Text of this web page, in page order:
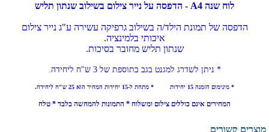
לוח שנה A4 - הדפסה על נייר צילום בשילוב שנתון תליש
הדפסה של תמונת הילד/ה בשילוב גרפיקה עשירה ע"ג נייר צילום
איכותי בלמינציה.
שנתון תליש מחובר בסיכות.
* ניתן לשדרג למגנט בגב בתוספת של 3 ש"ח ליחידה.
* מינימום הזמנה 15 יחידות * מתחת ל-15 יחידות המחיר הוא 25 ש"ח ליחידה.
המחירים אינם כוללים צילום ומשלוח * התמונות להמחשה בלבד * טלח
מוצרים קשורים